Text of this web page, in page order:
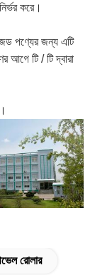
করে।
পণ্যের জন্য এটি
আগে টি / টি দ্বারা
রোলার